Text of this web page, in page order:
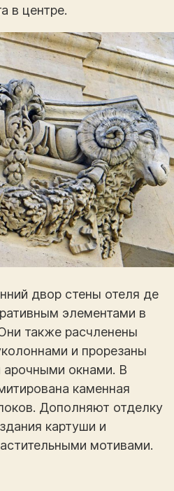
в центре.
двор стены отеля де
элементами в
также расчленены
и прорезаны
окнами. В
каменная
Дополняют отделку
картуши и
мотивами.